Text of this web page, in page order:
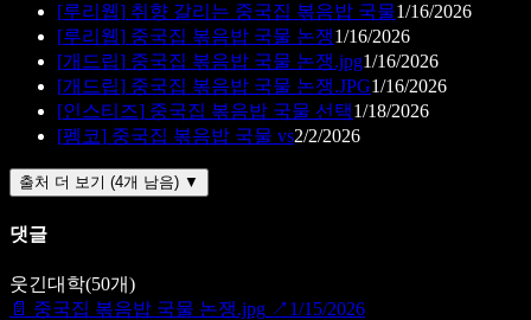
[루리웹] 취향 갈리는 중국집 볶음밥 국물1/16/2026
[루리웹] 중국집 볶음밥 국물 논쟁1/16/2026
[개드립] 중국집 볶음밥 국물 논쟁.jpg1/16/2026
[개드립] 중국집 볶음밥 국물 논쟁.JPG1/16/2026
[인스티즈] 중국집 볶음밥 국물 선택1/18/2026
[펨코] 중국집 볶음밥 국물 vs2/2/2026
출처 더 보기 (4개 남음) ▼
댓글
웃긴대학(50개)
📄 중국집 볶음밥 국물 논쟁.jpg ↗ 1/15/2026